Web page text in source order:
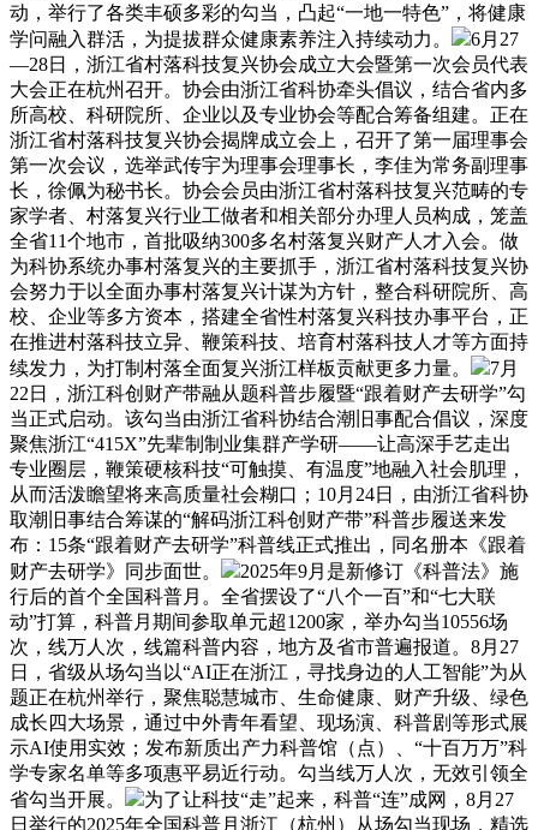
动，举行了各类丰硕多彩的勾当，凸起“一地一特色”，将健康
学问融入群活，为提拔群众健康素养注入持续动力。
6月27
—28日，浙江省村落科技复兴协会成立大会暨第一次会员代表
大会正在杭州召开。协会由浙江省科协牵头倡议，结合省内多
所高校、科研院所、企业以及专业协会等配合筹备组建。正在
浙江省村落科技复兴协会揭牌成立会上，召开了第一届理事会
第一次会议，选举武传宇为理事会理事长，李佳为常务副理事
长，徐佩为秘书长。协会会员由浙江省村落科技复兴范畴的专
家学者、村落复兴行业工做者和相关部分办理人员构成，笼盖
全省11个地市，首批吸纳300多名村落复兴财产人才入会。做
为科协系统办事村落复兴的主要抓手，浙江省村落科技复兴协
会努力于以全面办事村落复兴计谋为方针，整合科研院所、高
校、企业等多方资本，搭建全省性村落复兴科技办事平台，正
在推进村落科技立异、鞭策科技、培育村落科技人才等方面持
续发力，为打制村落全面复兴浙江样板贡献更多力量。
7月
22日，浙江科创财产带融从题科普步履暨“跟着财产去研学”勾
当正式启动。该勾当由浙江省科协结合潮旧事配合倡议，深度
聚焦浙江“415X”先辈制制业集群产学研——让高深手艺走出
专业圈层，鞭策硬核科技“可触摸、有温度”地融入社会肌理，
从而活泼瞻望将来高质量社会糊口；10月24日，由浙江省科协
取潮旧事结合筹谋的“解码浙江科创财产带”科普步履送来发
布：15条“跟着财产去研学”科普线正式推出，同名册本《跟着
财产去研学》同步面世。
2025年9月是新修订《科普法》施
行后的首个全国科普月。全省摆设了“八个一百”和“七大联
动”打算，科普月期间参取单元超1200家，举办勾当10556场
次，线万人次，线篇科普内容，地方及省市普遍报道。8月27
日，省级从场勾当以“AI正在浙江，寻找身边的人工智能”为从
题正在杭州举行，聚焦聪慧城市、生命健康、财产升级、绿色
成长四大场景，通过中外青年看望、现场演、科普剧等形式展
示AI使用实效；发布新质出产力科普馆（点）、“十百万万”科
学专家名单等多项惠平易近行动。勾当线万人次，无效引领全
省勾当开展。
为了让科技“走”起来，科普“连”成网，8月27
日举行的2025年全国科普月浙江（杭州）从场勾当现场，精选